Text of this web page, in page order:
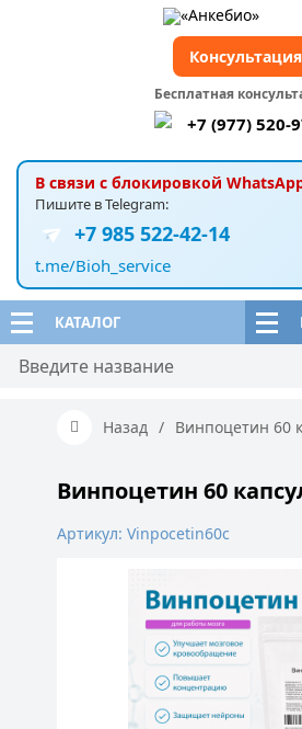
КАТАЛОГ
В связи с блокировкой
Пишите в Telegram:
+7 985 522-42-14
t.me/Bioh_service
Бесплатная
+7 (977) 520-
Консультация
Назад / Винпоцетин 60
Винпоцетин 60
Артикул: Vinpocetin60c